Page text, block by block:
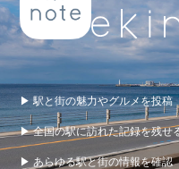
▶ 駅と街の魅力やグルメを投稿
▶ 全国の駅に訪れた記録を残せ
▶ あらゆる駅と街の情報を確認